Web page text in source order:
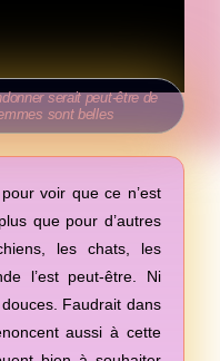
serait peut-être de
sont belles
voir que ce n’est
que pour d’autres
les chats, les
l’est peut-être. Ni
Faudrait dans
aussi à cette